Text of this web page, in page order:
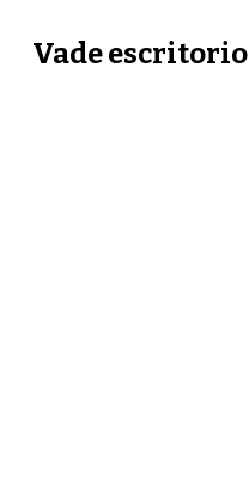
Vade escritorio